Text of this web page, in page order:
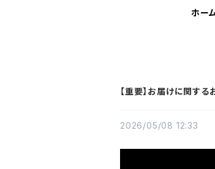
ホー
【重要】お届けに関す
2026/05/08 12:33